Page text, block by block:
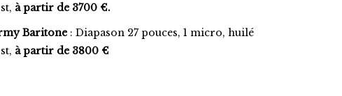
à partir de 3700 €.
Baritone : Diapason 27 pouces, 1 micro, huilé
à partir de 3800 €